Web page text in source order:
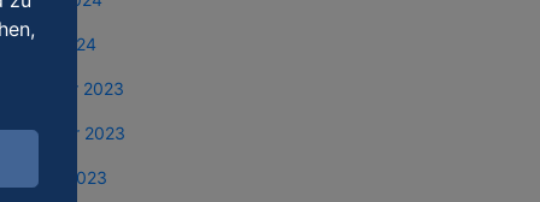
Januar 2024
Dezember 2023
2023
Oktober 2023